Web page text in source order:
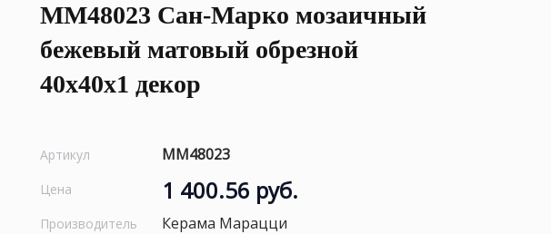
MM48023 Сан-Марко мозаичный
бежевый матовый обрезной
40x40x1 декор
Артикул MM48023
Цена 1 400.56 руб.
Производитель Керама Марацци